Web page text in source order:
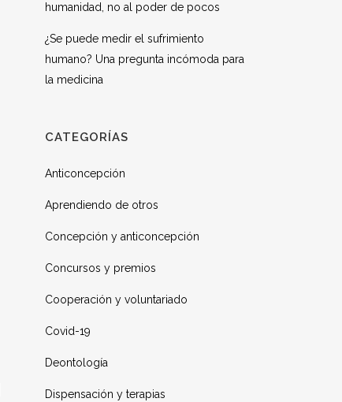
humanidad, no al poder de pocos
¿Se puede medir el sufrimiento
humano? Una pregunta incómoda para
la medicina
CATEGORÍAS
Anticoncepción
Aprendiendo de otros
Concepción y anticoncepción
Concursos y premios
Cooperación y voluntariado
Covid-19
Deontología
Dispensación y terapias